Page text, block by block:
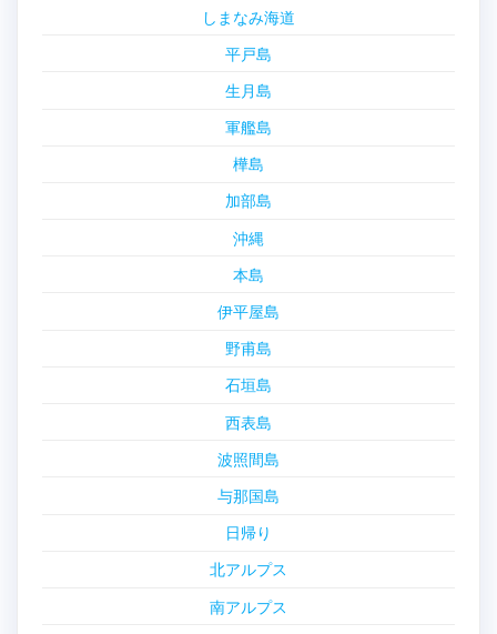
しまなみ海道
平戸島
生月島
軍艦島
樺島
加部島
沖縄
本島
伊平屋島
野甫島
石垣島
西表島
波照間島
与那国島
日帰り
北アルプス
南アルプス